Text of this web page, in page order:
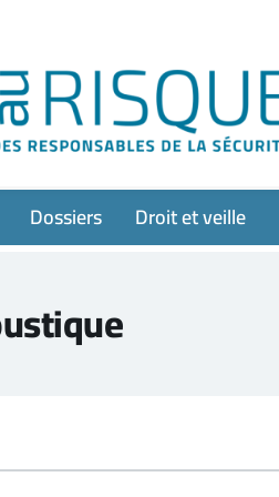
Dossiers Droit et veille